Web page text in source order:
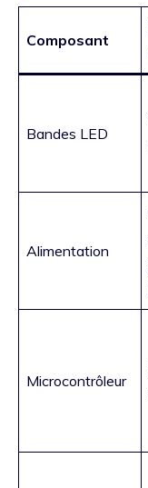
Composant
Bandes LED
Alimentation
Microcontrôleur